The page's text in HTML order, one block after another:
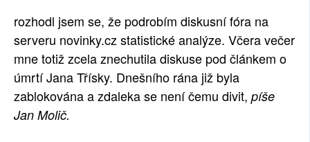
rozhodl jsem se, že podrobím diskusní fóra na
serveru novinky.cz statistické analýze. Včera večer
mne totiž zcela znechutila diskuse pod článkem o
úmrtí Jana Třísky. Dnešního rána již byla
zablokována a zdaleka se není čemu divit, píše
Jan Molič.